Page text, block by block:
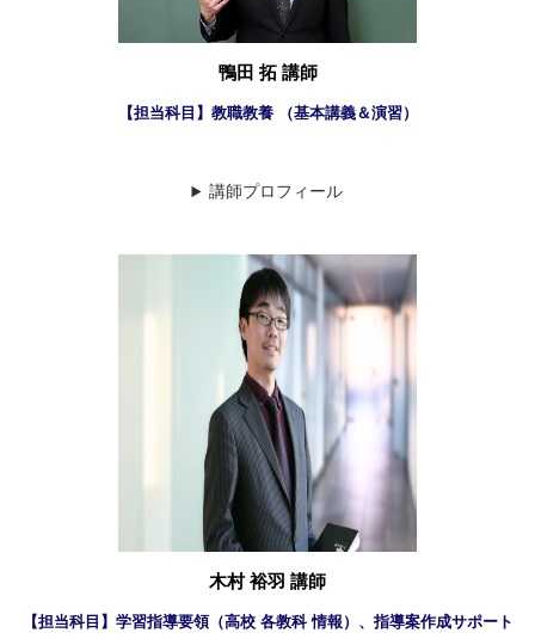
鴨田 拓 講師
【担当科目】教職教養 （基本講義＆演習）
講師プロフィール
木村 裕羽 講師
【担当科目】学習指導要領（高校 各教科 情報）、指導案作成サポート